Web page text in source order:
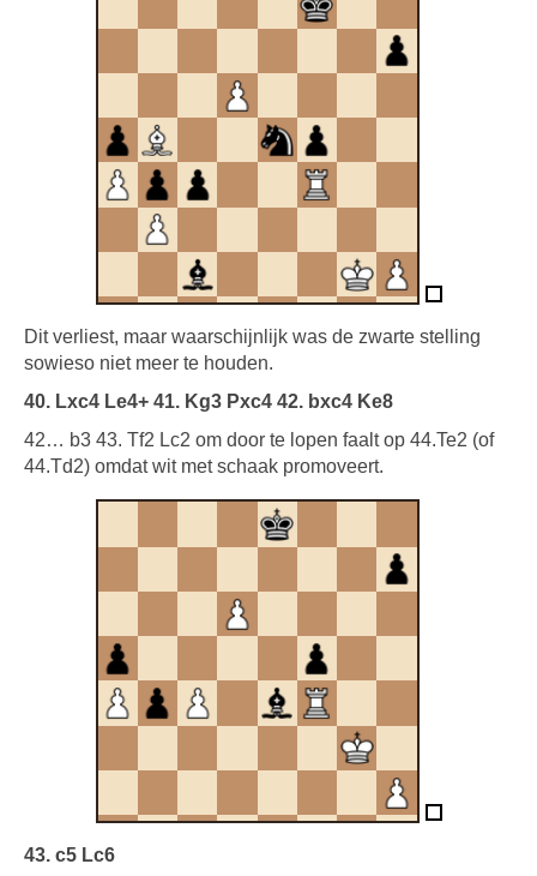
Dit verliest, maar waarschijnlijk was de zwarte stelling
sowieso niet meer te houden.
40. Lxc4 Le4+ 41. Kg3 Pxc4 42. bxc4 Ke8
42… b3 43. Tf2 Lc2 om door te lopen faalt op 44.Te2 (of
44.Td2) omdat wit met schaak promoveert.
43. c5 Lc6